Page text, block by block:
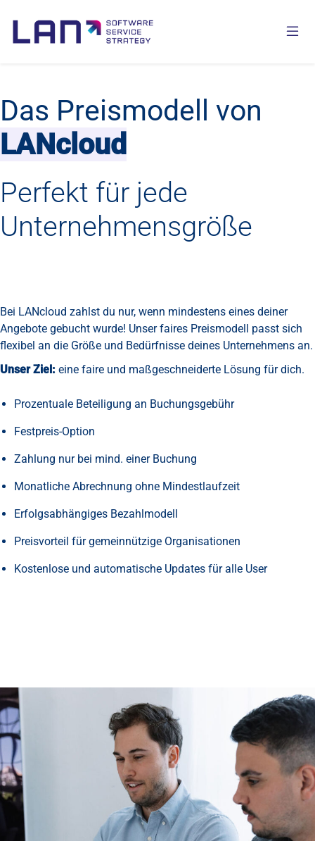
Das Preismodell von
LANcloud
Perfekt für jede
Unternehmensgröße
Bei LANcloud zahlst du nur, wenn mindestens eines deiner
Angebote gebucht wurde! Unser faires Preismodell passt sich
flexibel an die Größe und Bedürfnisse deines Unternehmens an.
Unser Ziel: eine faire und maßgeschneiderte Lösung für dich.
Prozentuale Beteiligung an Buchungsgebühr
Festpreis-Option
Zahlung nur bei mind. einer Buchung
Monatliche Abrechnung ohne Mindestlaufzeit
Erfolgsabhängiges Bezahlmodell
Preisvorteil für gemeinnützige Organisationen
Kostenlose und automatische Updates für alle User